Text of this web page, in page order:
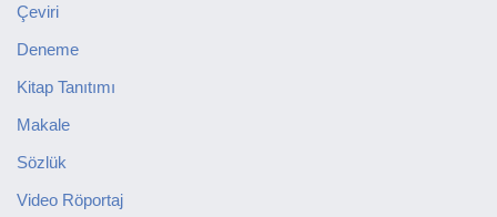
Çeviri
Deneme
Kitap Tanıtımı
Makale
Sözlük
Video Röportaj